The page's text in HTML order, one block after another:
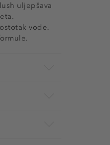
uljepšava
vode.